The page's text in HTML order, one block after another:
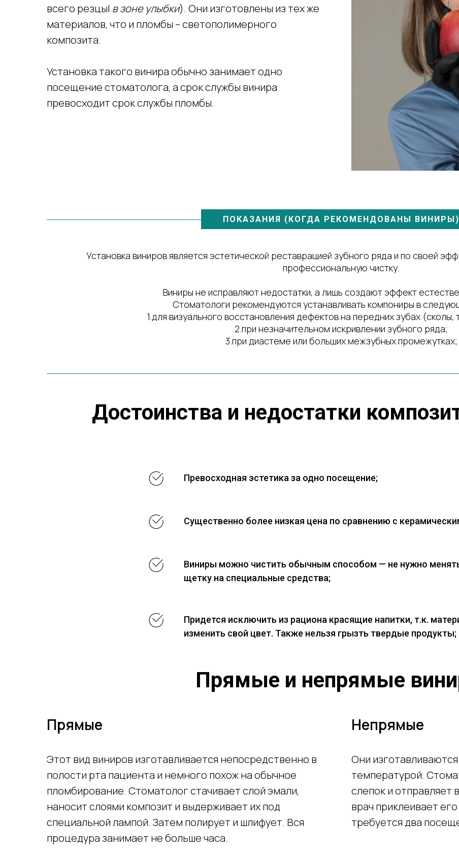
всего резцы| в зоне улыбки). Они изготовлены из тех же
материалов, что и пломбы – светополимерного
композита.
Установка такого винира обычно занимает одно
посещение стоматолога, а срок службы винира
превосходит срок службы пломбы.
ПОКАЗАНИЯ (КОГДА РЕКОМЕНДОВАНЫ ВИНИРЫ)
Установка виниров является эстетической реставрацией зубного ряда и по своей
профессиональную чистку.
Виниры не исправляют недостатки, а лишь создают эффект
Стоматологи рекомендуются устанавливать компониры в
1.для визуального восстановления дефектов на передних зубах
2.при незначительном искривлении зубного ряда;
3.при диастеме или больших межзубных промежутках;
Достоинства и недостатки
Превосходная эстетика за одно посещение;
Существенно более низкая цена по сравнению с
Виниры можно чистить обычным способом — не нужно
щетку на специальные средства;
Придется исключить из рациона красящие напитки, т.к.
изменить свой цвет. Также нельзя грызть твердые продукты;
Прямые и непрямые
Прямые
Этот вид виниров изготавливается непосредственно в
полости рта пациента и немного похож на обычное
пломбирование. Стоматолог стачивает слой эмали,
наносит слоями композит и выдерживает их под
специальной лампой. Затем полирует и шлифует. Вся
процедура занимает не больше часа.
Непрямые
Они
температурой.
слепок и отправляет
врач приклеивает
требуется два